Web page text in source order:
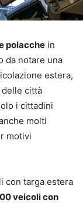
polacche in
da notare una
estera,
città
i cittadini
molti
motivi
con targa estera
veicoli con